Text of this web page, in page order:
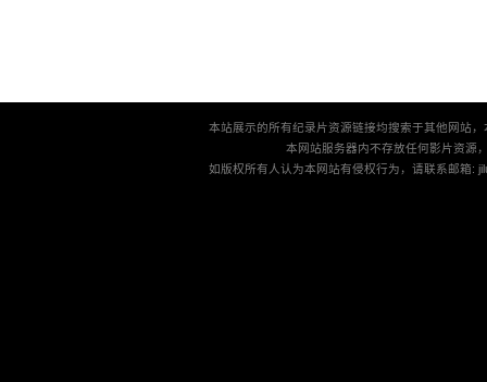
本站展示的所有纪录片资源链接均搜索于其他网站
本网站服务器内不存放任何影片资源
如版权所有人认为本网站有侵权行为，请联系邮箱: